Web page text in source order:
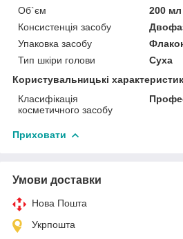
Об`єм
200 мл
Консистенція засобу
Упаковка засобу
Тип шкіри голови
Суха
Користувальницькі
Класифікація
косметичного засобу
Приховати
Умови доставки
Нова Пошта
Укрпошта